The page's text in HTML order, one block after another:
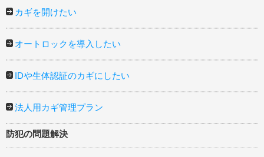
カギを開けたい
オートロックを導入したい
IDや生体認証のカギにしたい
法人用カギ管理プラン
防犯の問題解決